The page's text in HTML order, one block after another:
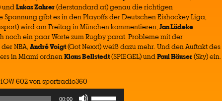
undLukas Zahrer(derstandard.at) genau die richtigen
gibt es in den Playoffs der Deutschen Eishockey Liga,
wird am Freitag in München kommentieren, Jan Lüdeke
noch ein paar Worte zum Rugby parat. Probleme mit der
NBA, André Voigt(Got Nexxt) weiß dazu mehr. Und den Auftakt des
in Miami ordnenKlaus Bellstedt(SPIEGEL) undPaul Häuser(Sky) ein.
602 von sportradio360
00:00